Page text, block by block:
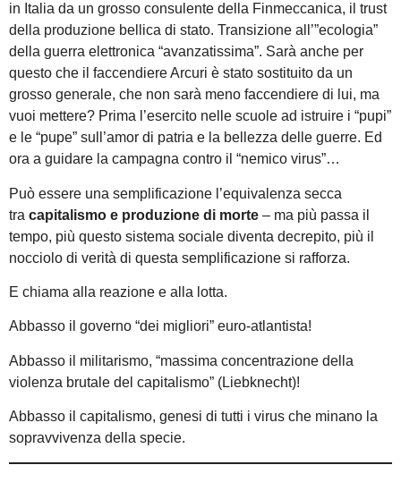
in Italia da un grosso consulente della Finmeccanica, il trust
della produzione bellica di stato. Transizione all’”ecologia”
della guerra elettronica “avanzatissima”. Sarà anche per
questo che il faccendiere Arcuri è stato sostituito da un
grosso generale, che non sarà meno faccendiere di lui, ma
vuoi mettere? Prima l’esercito nelle scuole ad istruire i “pupi”
e le “pupe” sull’amor di patria e la bellezza delle guerre. Ed
ora a guidare la campagna contro il “nemico virus”…
Può essere una semplificazione l’equivalenza secca
tra capitalismo e produzione di morte – ma più passa il
tempo, più questo sistema sociale diventa decrepito, più il
nocciolo di verità di questa semplificazione si rafforza.
E chiama alla reazione e alla lotta.
Abbasso il governo “dei migliori” euro-atlantista!
Abbasso il militarismo, “massima concentrazione della
violenza brutale del capitalismo” (Liebknecht)!
Abbasso il capitalismo, genesi di tutti i virus che minano la
sopravvivenza della specie.